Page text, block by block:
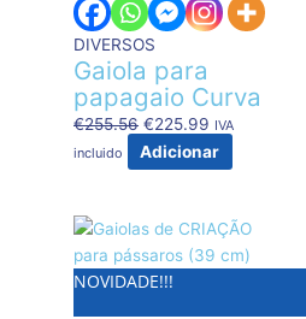
DIVERSOS
Gaiola para
papagaio Curva
€255.56 €225.99 IVA
incluido
Adicionar
NOVIDADE!!!